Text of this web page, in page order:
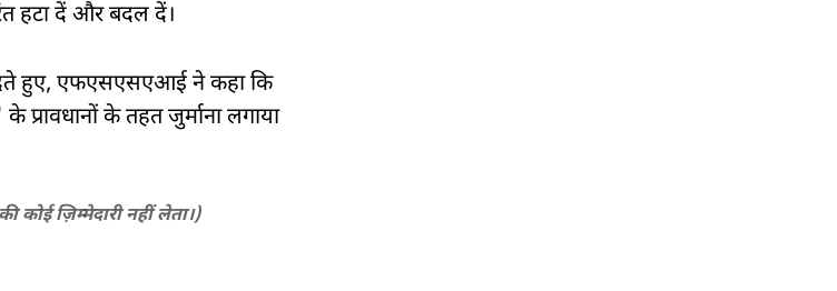
हटा दें और बदल दें।
देते हुए, एफएसएसएआई ने कहा कि
के तहत जुर्माना लगाया
कोई ज़िम्मेदारी नहीं लेता।)